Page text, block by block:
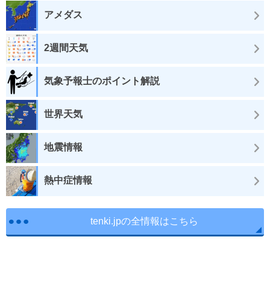
アメダス
2週間天気
気象予報士のポイント解説
世界天気
地震情報
熱中症情報
tenki.jpの全情報はこちら